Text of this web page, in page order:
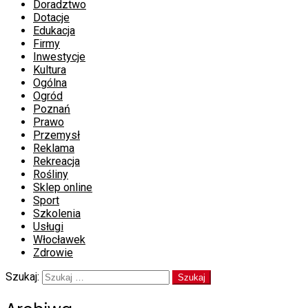
Doradztwo
Dotacje
Edukacja
Firmy
Inwestycje
Kultura
Ogólna
Ogród
Poznań
Prawo
Przemysł
Reklama
Rekreacja
Rośliny
Sklep online
Sport
Szkolenia
Usługi
Włocławek
Zdrowie
Szukaj: